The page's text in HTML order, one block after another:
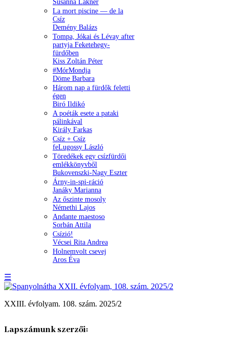
Susanna Lakner
La mort piscine — de la
Csíz
Demény Balázs
Tompa, Jókai és Lévay after
partyja Feketehegy-
fürdőben
Kiss Zoltán Péter
#MórMondja
Döme Barbara
Három nap a fürdők feletti
égen
Biró Ildikó
A poéták esete a pataki
pálinkával
Király Farkas
Csíz + Csíz
feLugossy László
Töredékek egy csízfürdői
emlékkönyvből
Bukovenszki-Nagy Eszter
Árny-in-spi-ráció
Janáky Marianna
Az őszinte mosoly
Némethi Lajos
Andante maestoso
Sorbán Attila
Csízió!
Vécsei Rita Andrea
Holnemvolt csevej
Aros Éva
☰
XXIII. évfolyam. 108. szám. 2025/2
Lapszámunk szerzői: